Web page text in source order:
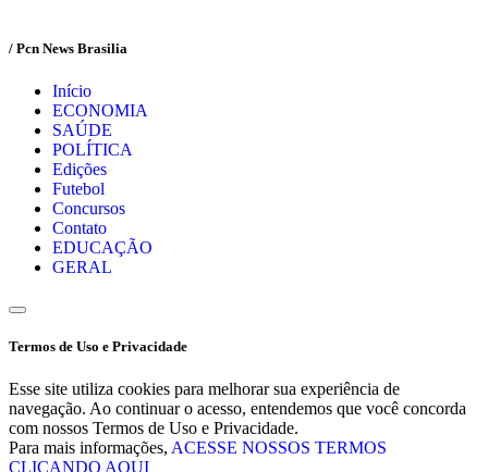
/ Pcn News Brasilia
Início
ECONOMIA
SAÚDE
POLÍTICA
Edições
Futebol
Concursos
Contato
EDUCAÇÃO
GERAL
Termos de Uso e Privacidade
Esse site utiliza cookies para melhorar sua experiência de
navegação. Ao continuar o acesso, entendemos que você concorda
com nossos Termos de Uso e Privacidade.
Para mais informações, ACESSE NOSSOS TERMOS
CLICANDO AQUI